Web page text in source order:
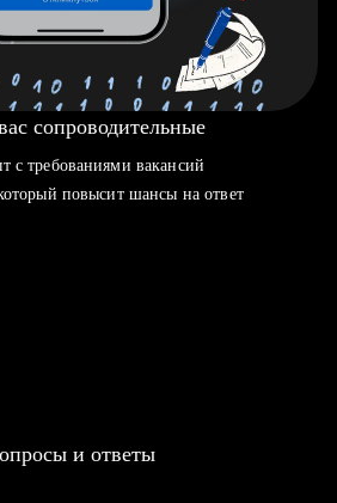
сопроводительные
с требованиями вакансий
повысит шансы на ответ
и ответы